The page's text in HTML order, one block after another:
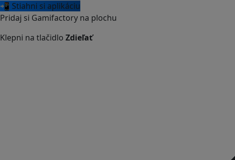
📲 Stiahni si aplikáciu
Pridaj si Gamifactory na plochu
Klepni na tlačidlo Zdieľať